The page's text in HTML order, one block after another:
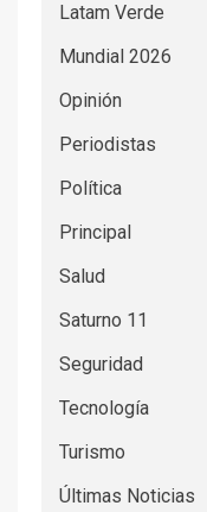
Latam Verde
Mundial 2026
Opinión
Periodistas
Política
Principal
Salud
Saturno 11
Seguridad
Tecnología
Turismo
Últimas Noticias